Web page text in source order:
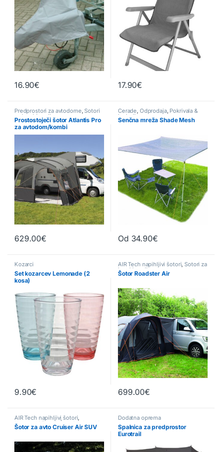
16.90€ 17.90€
Ta izdelek ima več različic.
Predprostori za avtodome,Šotori
za kombi vozila
Prostostoječi šotor Atlantis Pro
za avtodom/kombi
629.00€
Cerade, Odprodaja, Pokrivala &
Izolacija
Senčna mreža Shade Mesh
Od 34.90€
Ta izdelek ima več različic.
Kozarci
Set kozarcev Lemonade (2
kosa)
9.90€
AIR Tech napihljivi šotori,Šotori za
kombi vozila
Šotor Roadster Air
699.00€
AIR Tech napihljivi šotori,
Namenski šotori Šotori za kombi
vozila
Šotor za avto Cruiser Air SUV
Dodatna oprema
Spalnica za predprostor
Eurotrail